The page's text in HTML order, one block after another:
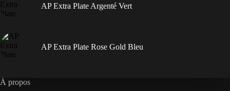
AP Extra Plate Argenté Vert
AP Extra Plate Rose Gold Bleu
À propos